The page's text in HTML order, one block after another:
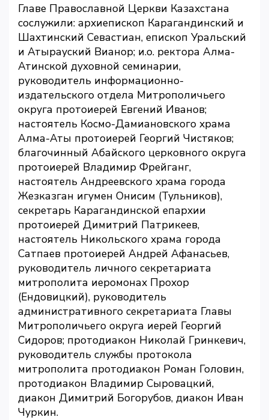
Главе Православной Церкви Казахстана
сослужили: архиепископ Карагандинский и
Шахтинский Севастиан, епископ Уральский
и Атырауский Вианор; и.о. ректора Алма-
Атинской духовной семинарии,
руководитель информационно-
издательского отдела Митрополичьего
округа протоиерей Евгений Иванов;
настоятель Космо-Дамиановского храма
Алма-Аты протоиерей Георгий Чистяков;
благочинный Абайского церковного округа
протоиерей Владимир Фрейганг,
настоятель Андреевского храма города
Жезказган игумен Онисим (Тульников),
секретарь Карагандинской епархии
протоиерей Димитрий Патрикеев,
настоятель Никольского храма города
Сатпаев протоиерей Андрей Афанасьев,
руководитель личного секретариата
митрополита иеромонах Прохор
(Ендовицкий), руководитель
административного секретариата Главы
Митрополичьего округа иерей Георгий
Сидоров; протодиакон Николай Гринкевич,
руководитель службы протокола
митрополита протодиакон Роман Головин,
протодиакон Владимир Сыровацкий,
диакон Димитрий Богорубов, диакон Иван
Чуркин.